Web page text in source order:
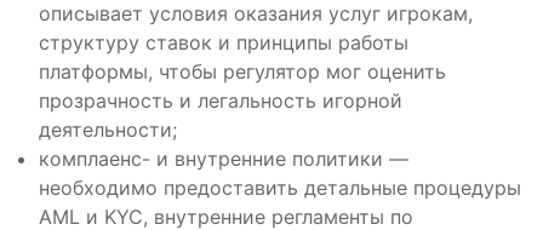
описывает условия оказания услуг игрокам,
структуру ставок и принципы работы
платформы, чтобы регулятор мог оценить
прозрачность и легальность игорной
деятельности;
комплаенс- и внутренние политики —
необходимо предоставить детальные процедуры
AML и KYC, внутренние регламенты по